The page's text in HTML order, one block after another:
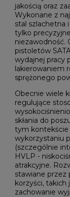
jakością oraz
Wykonane z
stal szlachetna
tylko
niezawodność.
pistoletów
wydajnej pracy
lakierowaniem
sprężonego
Obecnie wiele
regulujące
skłania do
tym kontekście
wykorzystaniu
(szczególnie
HVLP -
atrakcyjne.
stawiane przez
korzyści,
zachowanie